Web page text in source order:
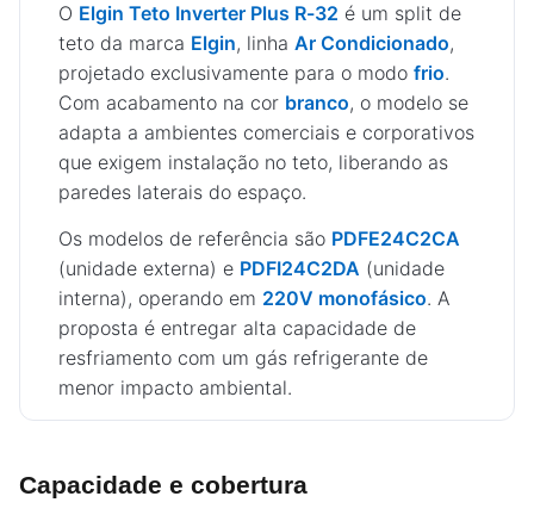
O Elgin Teto Inverter Plus R-32 é um split de
teto da marca Elgin, linha Ar Condicionado,
projetado exclusivamente para o modo frio.
Com acabamento na cor branco, o modelo se
adapta a ambientes comerciais e corporativos
que exigem instalação no teto, liberando as
paredes laterais do espaço.
Os modelos de referência são PDFE24C2CA
(unidade externa) e PDFI24C2DA (unidade
interna), operando em 220V monofásico. A
proposta é entregar alta capacidade de
resfriamento com um gás refrigerante de
menor impacto ambiental.
Capacidade e cobertura